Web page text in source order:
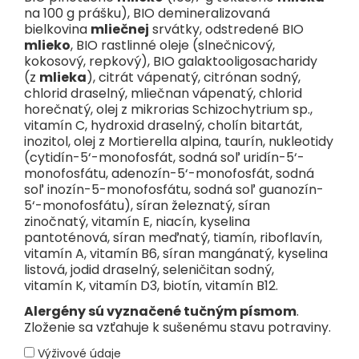
100 ml Kendamil BIO Nature 1 DHA+ = 90 ml prevarenej vody
+ 3 zarovnané odmerky (12,9 g prášku)
Podľa požiadavky legislatívy všetky pokračovacie mlieka
obsahujú DHA.
3´galaktosyllaktóza
prirodzene sa vyskytujúci
Dôležité upozornenie:Dojčenie je najlepší spôsob výživy
dojčiat. Počiatočné mlieko BIO Nature 1 DHA+ je vhodné pre
výživu dojčiat od narodenia, ak nemôžu byť dojčené, a malo
by sa používať len na základe odporúčania nezávislých osôb
kvalifikovaných v oblasti medicíny, výživy alebo farmácie
alebo iných odborníkov zodpovedných za starostlivosť o
matku a dieťa. Dbajte na ústnu hygienu v období rastu
prvých zúbkov, najmä pred spaním. Dodržiavajte pokyny na
prípravu, kŕmenie a skladovanie, inak ohrozíte zdravie
dojčaťa.
Dôležité odporučenie:Po príprave každej dávky obal
starostlivo uzavrite. Nepridávajte viac alebo menej odmeriek,
spotrebujte do 2 hodín, potom ho zlikvidujte. Neohrievajte v
mikrovlnnej rúre, hrozí obarenie dieťaťa.
Príprava:Pred otvorením viečka vždy skontrolujte, či nie je
na 100 g prášku), BIO demineralizovaná
bielkovina mliečnej srvátky, odstredené BIO
mlieko, BIO rastlinné oleje (slnečnicový,
kokosový, repkový), BIO galaktooligosacharidy
(z mlieka), citrát vápenatý, citrónan sodný,
chlorid draselný, mliečnan vápenatý, chlorid
horečnatý, olej z mikrorias Schizochytrium sp.,
vitamín C, hydroxid draselný, cholín bitartát,
inozitol, olej z Mortierella alpina, taurín, nukleotidy
(cytidín-5‘-monofosfát, sodná soľ uridín-5‘-
monofosfátu, adenozín-5‘-monofosfát, sodná
soľ inozín-5-monofosfátu, sodná soľ guanozín-
5‘-monofosfátu), síran železnatý, síran
zinočnatý, vitamín E, niacín, kyselina
pantoténová, síran meďnatý, tiamín, riboflavín,
vitamín A, vitamín B6, síran mangánatý, kyselina
listová, jodid draselný, seleničitan sodný,
vitamín K, vitamín D3, biotín, vitamín B12.
Alergény sú vyznačené tučným písmom.
Zloženie sa vzťahuje k sušenému stavu potraviny.
Výživové údaje